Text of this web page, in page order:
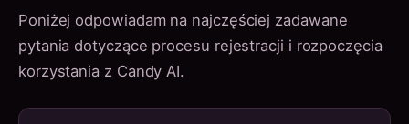
Poniżej odpowiadam na najczęściej zadawane
pytania dotyczące procesu rejestracji i rozpoczęcia
korzystania z Candy AI.